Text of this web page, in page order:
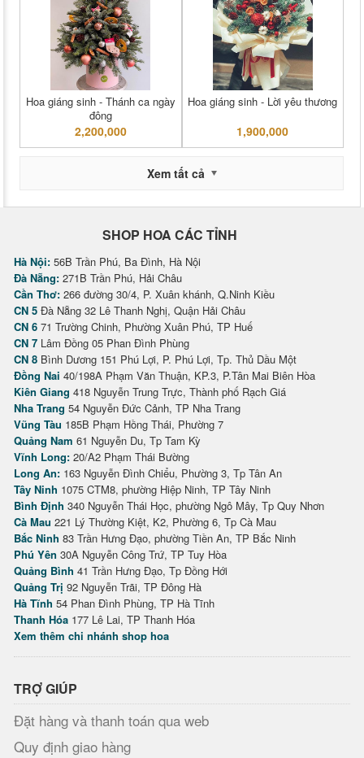
Hoa giáng sinh - Thánh ca ngày
đông
2,200,000
Hoa giáng sinh - Lời yêu thương
1,900,000
Xem tất cả
SHOP HOA CÁC TỈNH
Hà Nội: 56B Trần Phú, Ba Đình, Hà Nội
Đà Nẵng: 271B Trần Phú, Hải Châu
Cần Thơ: 266 đường 30/4, P. Xuân khánh, Q.Ninh Kiều
CN 5 Đà Nẵng 32 Lê Thanh Nghị, Quận Hải Châu
CN 6 71 Trường Chinh, Phường Xuân Phú, TP Huế
CN 7 Lâm Đồng 05 Phan Đình Phùng
CN 8 Bình Dương 151 Phú Lợi, P. Phú Lợi, Tp. Thủ Dầu Một
Đồng Nai 40/198A Phạm Văn Thuận, KP.3, P.Tân Mai Biên Hòa
Kiên Giang 418 Nguyễn Trung Trực, Thành phố Rạch Giá
Nha Trang 54 Nguyễn Đức Cảnh, TP Nha Trang
Vũng Tàu 185B Phạm Hồng Thái, Phường 7
Quảng Nam 61 Nguyễn Du, Tp Tam Kỳ
Vĩnh Long: 20/A2 Phạm Thái Bường
Long An: 163 Nguyễn Đình Chiểu, Phường 3, Tp Tân An
Tây Ninh 1075 CTM8, phường Hiệp Ninh, TP Tây Ninh
Bình Định 340 Nguyễn Thái Học, phường Ngô Mây, Tp Quy Nhơn
Cà Mau 221 Lý Thường Kiệt, K2, Phường 6, Tp Cà Mau
Bắc Ninh 83 Trần Hưng Đạo, phường Tiền An, TP Bắc Ninh
Phú Yên 30A Nguyễn Công Trứ, TP Tuy Hòa
Quảng Bình 41 Trần Hưng Đạo, Tp Đồng Hới
Quảng Trị 92 Nguyễn Trãi, TP Đông Hà
Hà Tĩnh 54 Phan Đình Phùng, TP Hà Tĩnh
Thanh Hóa 177 Lê Lai, TP Thanh Hóa
Xem thêm chi nhánh shop hoa
TRỢ GIÚP
Đặt hàng và thanh toán qua web
Quy định giao hàng